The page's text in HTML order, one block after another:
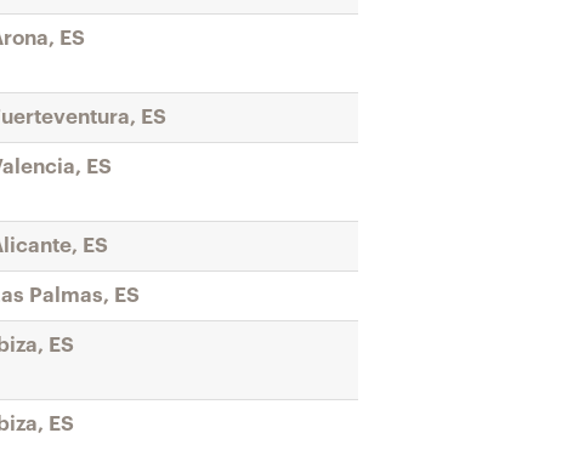
ES
ES
ES
ES
Palmas, ES
Ibiza, ES
Ibiza, ES